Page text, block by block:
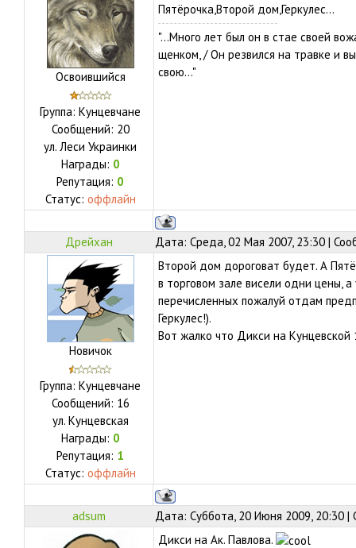
Освоившийся
Группа: Кунцевчане
Сообщений: 20
ул. Леси Украинки
Награды: 0
Репутация: 0
Статус: оффлайн
Пятёрочка,Второй дом,Геркулес...
"...Много лет был он в стае своей
щенком, / Он резвился на травке и
свою..."
Дрейхан Дата: Среда, 02 Мая 2007, 23:30 |
Новичок
Группа: Кунцевчане
Сообщений: 16
ул. Кунцевская
Награды: 0
Репутация: 1
Статус: оффлайн
Второй дом дороговат будет. А
в торговом зале висели одни цены,
перечисленных пожалуй отдам
Геркулес!).
Вот жалко что Дикси на
adsum Дата: Суббота, 20 Июня 2009, 20:30
Дикси на Ак. Павлова.